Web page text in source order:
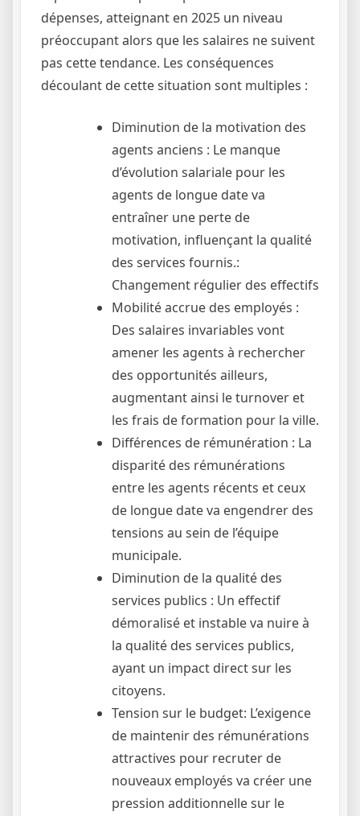
dépenses, atteignant en 2025 un niveau
préoccupant alors que les salaires ne suivent
pas cette tendance. Les conséquences
découlant de cette situation sont multiples :
Diminution de la motivation des
agents anciens : Le manque
d’évolution salariale pour les
agents de longue date va
entraîner une perte de
motivation, influençant la qualité
des services fournis.:
Changement régulier des effectifs
Mobilité accrue des employés :
Des salaires invariables vont
amener les agents à rechercher
des opportunités ailleurs,
augmentant ainsi le turnover et
les frais de formation pour la ville.
Différences de rémunération : La
disparité des rémunérations
entre les agents récents et ceux
de longue date va engendrer des
tensions au sein de l’équipe
municipale.
Diminution de la qualité des
services publics : Un effectif
démoralisé et instable va nuire à
la qualité des services publics,
ayant un impact direct sur les
citoyens.
Tension sur le budget: L’exigence
de maintenir des rémunérations
attractives pour recruter de
nouveaux employés va créer une
pression additionnelle sur le